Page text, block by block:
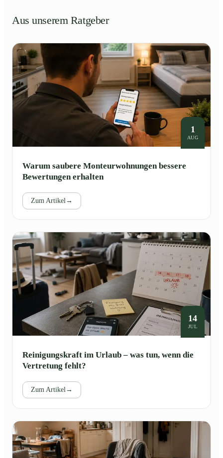
Aus unserem Ratgeber
1
AUG
Warum saubere Monteurwohnungen bessere
Bewertungen erhalten
Zum Artikel →
14
JUL
Reinigungskraft im Urlaub – was tun, wenn die
Vertretung fehlt?
Zum Artikel →